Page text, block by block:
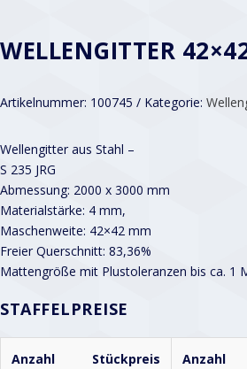
WELLENGITTER
Artikelnummer: 100745 Kategorie:
Wellengitter aus Stahl –
S 235 JRG
Abmessung: 2000 x 3000 mm
Materialstärke: 4 mm,
Maschenweite: 42×42 mm
Freier Querschnitt: 83,36%
Mattengröße mit Plustoleranzen bis ca. 1
STAFFELPREISE
Anzahl Stückpreis Anzahl